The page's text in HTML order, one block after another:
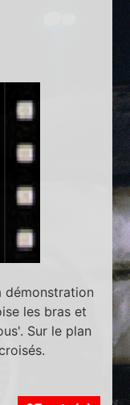
démonstration
les bras et
Sur le plan